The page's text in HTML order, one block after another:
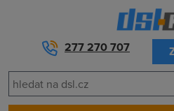
277 270 707